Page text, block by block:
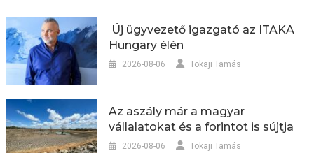
Új ügyvezető igazgató az ITAKA
Hungary élén
2026-08-06 Tokaji Tamás
Az aszály már a magyar
vállalatokat és a forintot is sújtja
2026-08-06 Tokaji Tamás